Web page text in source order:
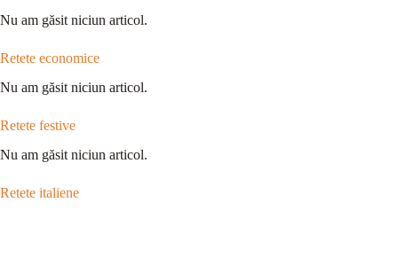
Nu am găsit niciun articol.
Retete economice
Nu am găsit niciun articol.
Retete festive
Nu am găsit niciun articol.
Retete italiene